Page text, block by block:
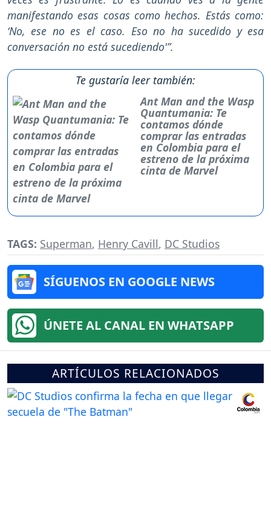
manifestando esas cosas como hechos. Estás como:
‘No, ese no es el caso. Eso no ha sucedido y esa
conversación no está sucediendo'”.
Te gustaría leer también:
Ant Man and the Wasp
Quantumania: Te
contamos dónde
comprar las entradas
en Colombia para el
estreno de la próxima
cinta de Marvel
TAGS: Superman, Henry Cavill, DC Studios
SÍGUENOS EN GOOGLE NEWS
ÚNETE AL CANAL EN WHATSAPP
ARTÍCULOS RELACIONADOS